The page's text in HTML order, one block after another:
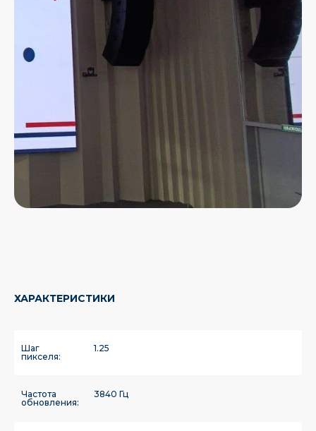
ХАРАКТЕРИСТИКИ
Шаг
пикселя:
1.25
Частота
обновления:
3840 Гц